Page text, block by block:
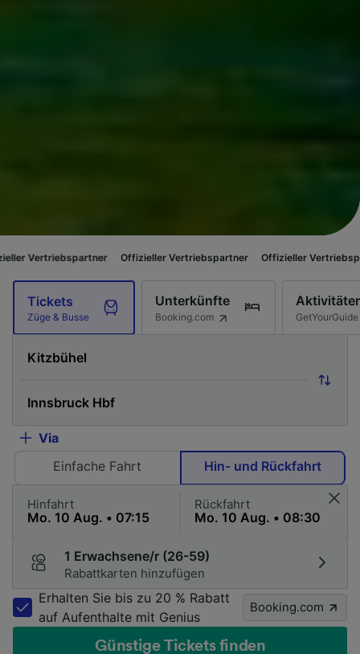
Offizieller Vertriebspartner Offizieller Vertriebspartner
Tickets
Züge & Busse
Unterkünfte
Booking.com GetYourGuide
Via
Einfache Fahrt
Hin- und Rückfahrt
Hinfahrt Rückfahrt
1 Erwachsene/r (26-59)
Rabattkarten hinzufügen
Erhalten Sie bis zu 20 % Rabatt
auf Aufenthalte mit Genius
Booking.com
Günstige Tickets finden